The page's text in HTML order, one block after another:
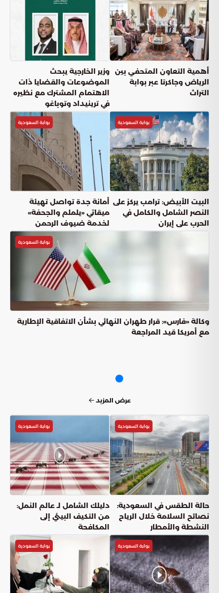
أهمية التعاون المتحفي بين
الرياض وجاكرتا عبر بوابة
التراث
وزير الخارجية يبحث
الموضوعات والقضايا ذات
الاهتمام المشترك مع نظيره
في ترينيداد وتوباغو
بوابة السعودية
البيت الأبيض: ترامب يركز على
النصر الشامل والكامل في
الحرب على إيران
بوابة السعودية
أمانة جدة تواصل تهيئة
ميقاتي «يلملم والجحفة»
لخدمة ضيوف الرحمن
بوابة السعودية
وكالة «فارس»: قرار طهران النهائي بشأن الاتفاقية الإطارية
مع أمريكا قيد المراجعة
عرض المزيد
بوابة السعودية
حالة الطقس في السعودية:
نصائح السلامة خلال الرياح
النشطة والأمطار
بوابة السعودية
دليلك الشامل لـ عالم النمل:
من التكيف البيئي إلى
المكافحة
بوابة السعودية بوابة السعودية